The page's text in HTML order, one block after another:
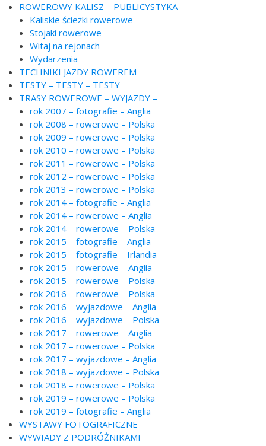
ROWEROWY KALISZ – PUBLICYSTYKA
Kaliskie ścieżki rowerowe
Stojaki rowerowe
Witaj na rejonach
Wydarzenia
TECHNIKI JAZDY ROWEREM
TESTY – TESTY – TESTY
TRASY ROWEROWE – WYJAZDY –
rok 2007 – fotografie – Anglia
rok 2008 – rowerowe – Polska
rok 2009 – rowerowe – Polska
rok 2010 – rowerowe – Polska
rok 2011 – rowerowe – Polska
rok 2012 – rowerowe – Polska
rok 2013 – rowerowe – Polska
rok 2014 – fotografie – Anglia
rok 2014 – rowerowe – Anglia
rok 2014 – rowerowe – Polska
rok 2015 – fotografie – Anglia
rok 2015 – fotografie – Irlandia
rok 2015 – rowerowe – Anglia
rok 2015 – rowerowe – Polska
rok 2016 – rowerowe – Polska
rok 2016 – wyjazdowe – Anglia
rok 2016 – wyjazdowe – Polska
rok 2017 – rowerowe – Anglia
rok 2017 – rowerowe – Polska
rok 2017 – wyjazdowe – Anglia
rok 2018 – wyjazdowe – Polska
rok 2018 – rowerowe – Polska
rok 2019 – rowerowe – Polska
rok 2019 – fotografie – Anglia
WYSTAWY FOTOGRAFICZNE
WYWIADY Z PODRÓŻNIKAMI